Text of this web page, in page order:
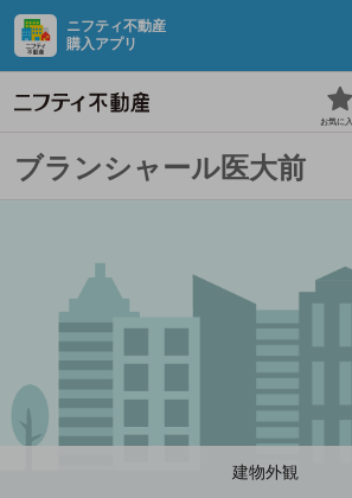
ニフティ不動産
購入アプリ
お気に
ブランシャール医大前
建物外観